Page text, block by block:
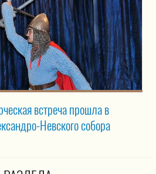
встреча прошла в
Невского собора